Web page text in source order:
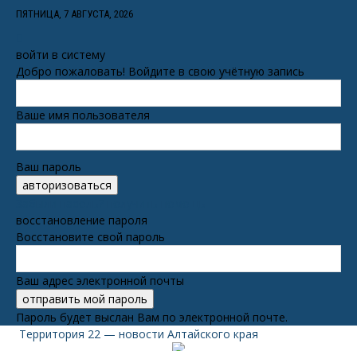
ПЯТНИЦА, 7 АВГУСТА, 2026
войти в систему
Добро пожаловать! Войдите в свою учётную запись
Ваше имя пользователя
Ваш пароль
восстановление пароля
Восстановите свой пароль
Ваш адрес электронной почты
Пароль будет выслан Вам по электронной почте.
Территория 22 — новости Алтайского края